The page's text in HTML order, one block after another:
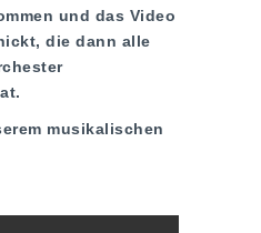
und das Video
die dann alle
musikalischen